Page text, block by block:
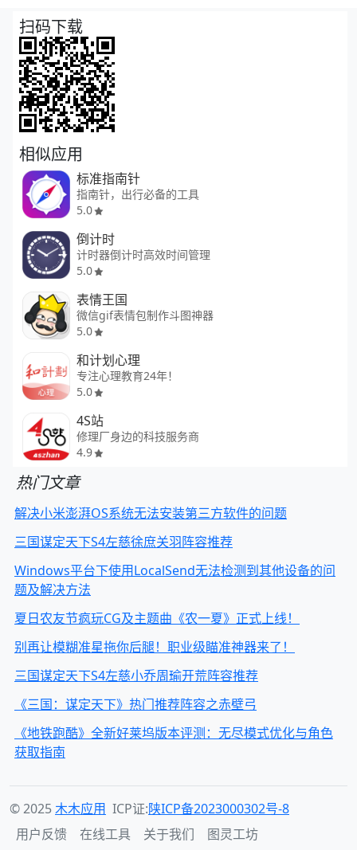
扫码下载
相似应用
标准指南针
指南针，出行必备的工具
5.0
倒计时
计时器倒计时高效时间管理
5.0
表情王国
微信gif表情包制作斗图神器
5.0
和计划心理
专注心理教育24年！
5.0
4S站
修理厂身边的科技服务商
4.9
热门文章
解决小米澎湃OS系统无法安装第三方软件的问题
三国谋定天下S4左慈徐庶关羽阵容推荐
Windows平台下使用LocalSend无法检测到其他设备的问
题及解决方法
夏日农友节疯玩CG及主题曲《农一夏》正式上线！
别再让模糊准星拖你后腿！职业级瞄准神器来了！
三国谋定天下S4左慈小乔周瑜开荒阵容推荐
《三国：谋定天下》热门推荐阵容之赤壁弓
《地铁跑酷》全新好莱坞版本评测：无尽模式优化与角色
获取指南
© 2025木木应用 ICP证:陕ICP备2023000302号-8
用户反馈
在线工具 关于我们 图灵工坊